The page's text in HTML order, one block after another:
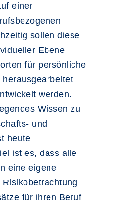
einer
sollen diese
Ebene
für persönliche
werden.
Wissen zu
und
heute
ist es, dass alle
eine eigene
für ihren Beruf